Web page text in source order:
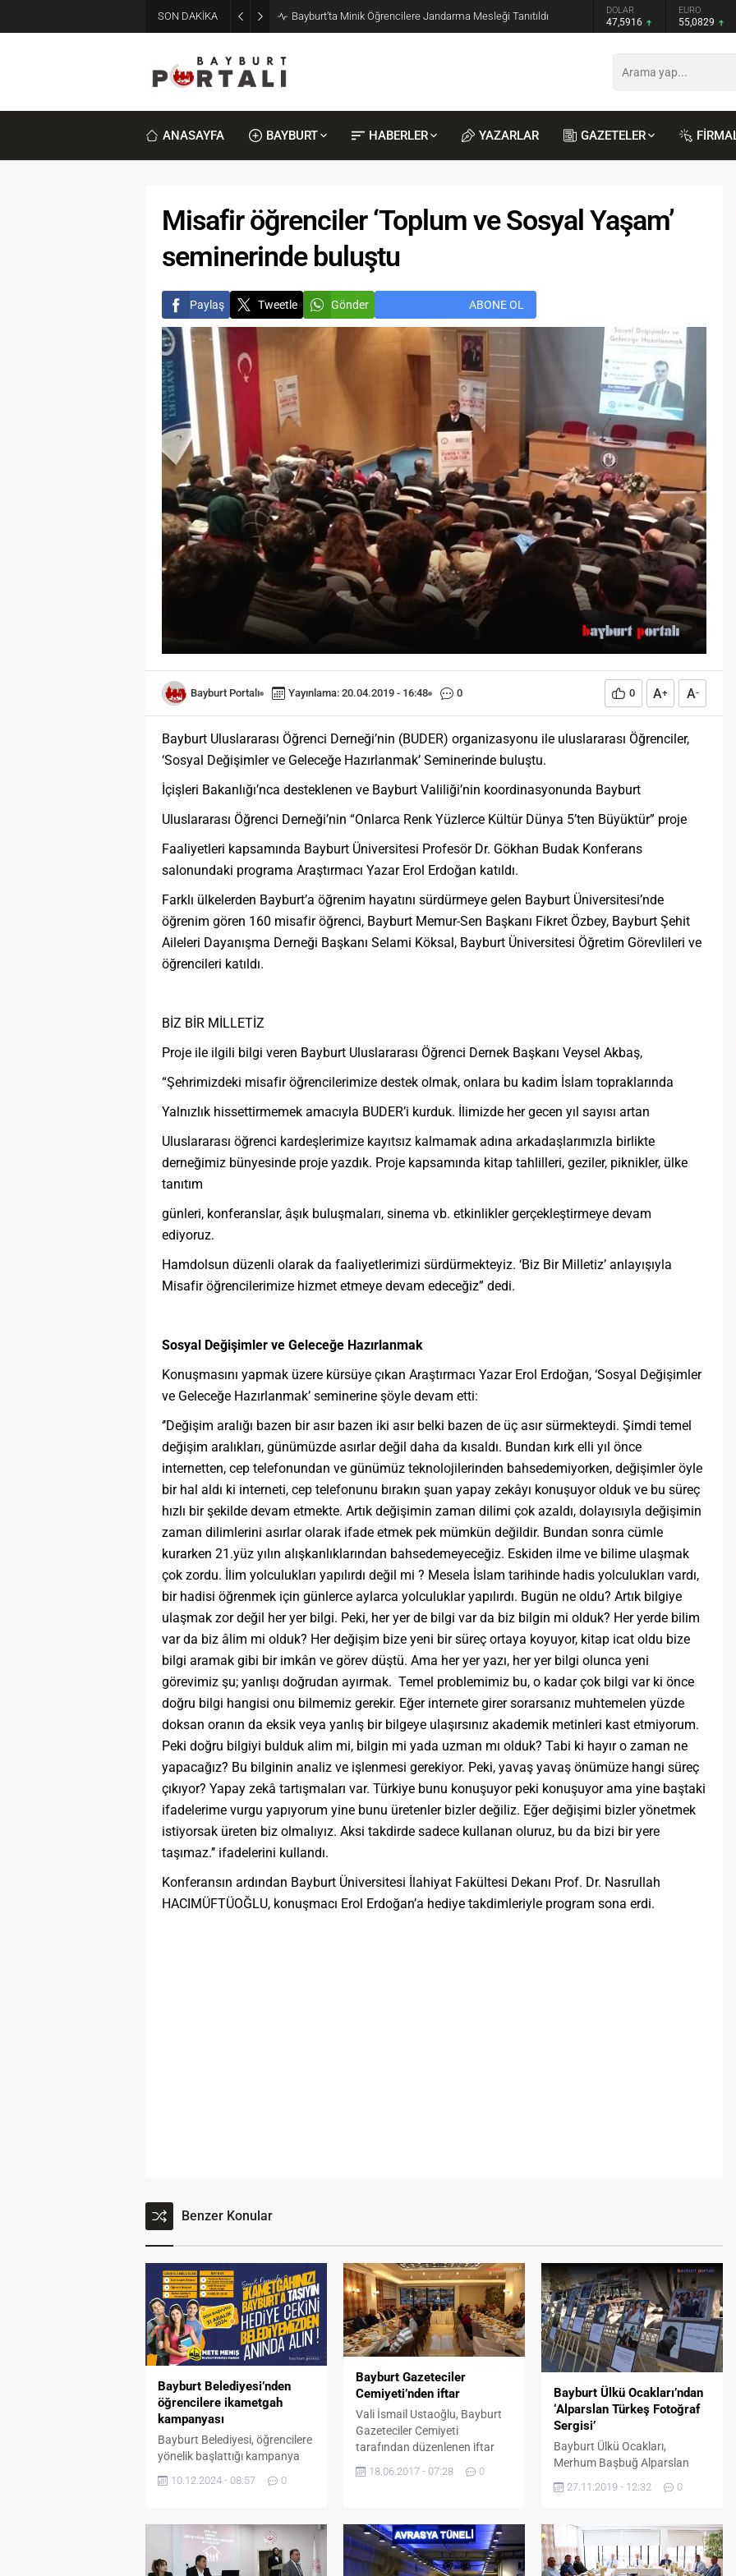
SON DAKİKA Bayburt’ta Minik Öğrencilere Jandarma Mesleği TanıtıldıGRAM ALTIN
6.521,34
DOLAR
47,5916
EURO
55,0829
ANASAYFA BAYBURT HABERLER YAZARLAR GAZETELER
Misafir öğrenciler ‘Toplum ve Sosyal Yaşam’
seminerinde buluştu
Paylaş Tweetle Gönder ABONE OL
Bayburt Portalı Yayınlama: 20.04.2019 - 16:48 0 0 A+ A-
Bayburt Uluslararası Öğrenci Derneği’nin (BUDER) organizasyonu ile uluslararası Öğrenciler,
‘Sosyal Değişimler ve Geleceğe Hazırlanmak’ Seminerinde buluştu.
İçişleri Bakanlığı’nca desteklenen ve Bayburt Valiliği’nin koordinasyonunda Bayburt
Uluslararası Öğrenci Derneği’nin “Onlarca Renk Yüzlerce Kültür Dünya 5’ten Büyüktür” proje
Faaliyetleri kapsamında Bayburt Üniversitesi Profesör Dr. Gökhan Budak Konferans
salonundaki programa Araştırmacı Yazar Erol Erdoğan katıldı.
Farklı ülkelerden Bayburt’a öğrenim hayatını sürdürmeye gelen Bayburt Üniversitesi’nde
öğrenim gören 160 misafir öğrenci, Bayburt Memur-Sen Başkanı Fikret Özbey, Bayburt Şehit
Aileleri Dayanışma Derneği Başkanı Selami Köksal, Bayburt Üniversitesi Öğretim Görevlileri ve
öğrencileri katıldı.
BİZ BİR MİLLETİZ
Proje ile ilgili bilgi veren Bayburt Uluslararası Öğrenci Dernek Başkanı Veysel Akbaş,
“Şehrimizdeki misafir öğrencilerimize destek olmak, onlara bu kadim İslam topraklarında
Yalnızlık hissettirmemek amacıyla BUDER’i kurduk. İlimizde her gecen yıl sayısı artan
Uluslararası öğrenci kardeşlerimize kayıtsız kalmamak adına arkadaşlarımızla birlikte
derneğimiz bünyesinde proje yazdık. Proje kapsamında kitap tahlilleri, geziler, piknikler, ülke
tanıtım
günleri, konferanslar, âşık buluşmaları, sinema vb. etkinlikler gerçekleştirmeye devam
ediyoruz.
Hamdolsun düzenli olarak da faaliyetlerimizi sürdürmekteyiz. ‘Biz Bir Milletiz’ anlayışıyla
Misafir öğrencilerimize hizmet etmeye devam edeceğiz” dedi.
Sosyal Değişimler ve Geleceğe Hazırlanmak
Konuşmasını yapmak üzere kürsüye çıkan Araştırmacı Yazar Erol Erdoğan, ‘Sosyal Değişimler
ve Geleceğe Hazırlanmak’ seminerine şöyle devam etti:
‘’Değişim aralığı bazen bir asır bazen iki asır belki bazen de üç asır sürmekteydi. Şimdi temel
değişim aralıkları, günümüzde asırlar değil daha da kısaldı. Bundan kırk elli yıl önce
internetten, cep telefonundan ve günümüz teknolojilerinden bahsedemiyorken, değişimler öyle
bir hal aldı ki interneti, cep telefonunu bırakın şuan yapay zekâyı konuşuyor olduk ve bu süreç
hızlı bir şekilde devam etmekte. Artık değişimin zaman dilimi çok azaldı, dolayısıyla değişimin
zaman dilimlerini asırlar olarak ifade etmek pek mümkün değildir. Bundan sonra cümle
kurarken 21.yüz yılın alışkanlıklarından bahsedemeyeceğiz. Eskiden ilme ve bilime ulaşmak
çok zordu. İlim yolculukları yapılırdı değil mi ? Mesela İslam tarihinde hadis yolculukları vardı,
bir hadisi öğrenmek için günlerce aylarca yolculuklar yapılırdı. Bugün ne oldu? Artık bilgiye
ulaşmak zor değil her yer bilgi. Peki, her yer de bilgi var da biz bilgin mi olduk? Her yerde bilim
var da biz âlim mi olduk? Her değişim bize yeni bir süreç ortaya koyuyor, kitap icat oldu bize
bilgi aramak gibi bir imkân ve görev düştü. Ama her yer yazı, her yer bilgi olunca yeni
görevimiz şu; yanlışı doğrudan ayırmak. Temel problemimiz bu, o kadar çok bilgi var ki önce
doğru bilgi hangisi onu bilmemiz gerekir. Eğer internete girer sorarsanız muhtemelen yüzde
doksan oranın da eksik veya yanlış bir bilgeye ulaşırsınız akademik metinleri kast etmiyorum.
Peki doğru bilgiyi bulduk alim mi, bilgin mi yada uzman mı olduk? Tabi ki hayır o zaman ne
yapacağız? Bu bilginin analiz ve işlenmesi gerekiyor. Peki, yavaş yavaş önümüze hangi süreç
çıkıyor? Yapay zekâ tartışmaları var. Türkiye bunu konuşuyor peki konuşuyor ama yine baştaki
ifadelerime vurgu yapıyorum yine bunu üretenler bizler değiliz. Eğer değişimi bizler yönetmek
istiyorsak üreten biz olmalıyız. Aksi takdirde sadece kullanan oluruz, bu da bizi bir yere
taşımaz.’’ ifadelerini kullandı.
Konferansın ardından Bayburt Üniversitesi İlahiyat Fakültesi Dekanı Prof. Dr. Nasrullah
HACIMÜFTÜOĞLU, konuşmacı Erol Erdoğan’a hediye takdimleriyle program sona erdi.
Benzer Konular
Bayburt Belediyesi’nden
öğrencilere ikametgah
kampanyası
Bayburt Belediyesi, öğrencilere
yönelik başlattığı kampanya
Bayburt'a alan tüm öğrencilere
yapmaları halinde hediye çeki
verecek.
10.12.2024 - 08:57 0
Bayburt Gazeteciler
Cemiyeti’nden iftar
Vali İsmail Ustaoğlu, Bayburt
Gazeteciler Cemiyeti
tarafından düzenlenen iftar
öncesinde basın mensuplarıyla
Başkanı Yaşar Yıldız’dan
çalışmaları hakkında bilgi aldı.
BGC Başkanı Yaşar Yıldız
18.06.2017 - 07:28 0
Bayburt Ülkü Ocakları’ndan
‘Alparslan Türkeş Fotoğraf
Sergisi’
Bayburt Ülkü Ocakları,
Merhum Başbuğ Alparslan
dolayısıyla Türk Dünyası Parkı
düzenledi. Bayburt Ülkü
Ocakları Başkanı Yunus Emre
ZENGİN, Başbuğ Alparslan
27.11.2019 - 12:32 0
Duyularla mı, Duygularla mı
Öğrenme, istisnasız tüm
toplumların gelişiminde ve
değişiminde geniş yer etmiş
hayati öneme sahip bir olgu
olarak tarih boyunca konu olmuş
temel bir insan işlevidir.
Öğrenme eğitim bilimcilerce
kişinin çevresi ile etkileşimi
sonucunda meydana gelen kalıcı
izli bilişsel, duyuşsal ve
davranışsal...